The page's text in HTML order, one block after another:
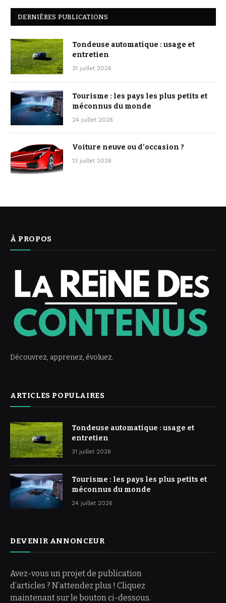
DERNIÈRES PUBLICATIONS
Tondeuse automatique : usage et
entretien
31 juillet 2026
Tourisme : les pays les plus petits et
méconnus du monde
24 juillet 2026
Voiture neuve ou d’occasion ?
13 juillet 2026
À PROPOS
Découvrez, apprenez, évoluez.
ARTICLES POPULAIRES
Tondeuse automatique : usage et
entretien
31 juillet 2026
Tourisme : les pays les plus petits et
méconnus du monde
24 juillet 2026
DEVENIR ANNONCEUR
Avez-vous un projet de publication
d’articles ? N’attendez plus ! Cliquez
maintenant sur le bouton ci-dessous.